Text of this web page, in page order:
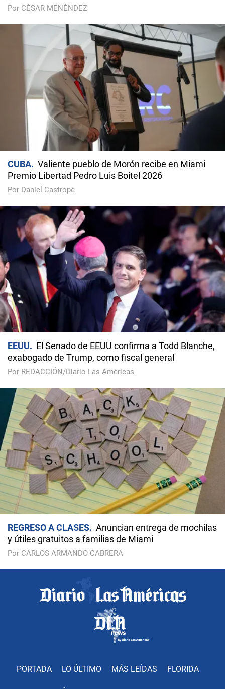
Por CÉSAR MENÉNDEZ
CUBA
Valiente pueblo de Morón recibe en Miami
Premio Libertad Pedro Luis Boitel 2026
Por Daniel Castropé
EEUU
El Senado de EEUU confirma a Todd Blanche,
exabogado de Trump, como fiscal general
Por REDACCIÓN/Diario Las Américas
REGRESO A CLASES
Anuncian entrega de mochilas
y útiles gratuitos a familias de Miami
Por CARLOS ARMANDO CABRERA
PORTADA LO ÚLTIMO MÁS LEÍDAS FLORIDA